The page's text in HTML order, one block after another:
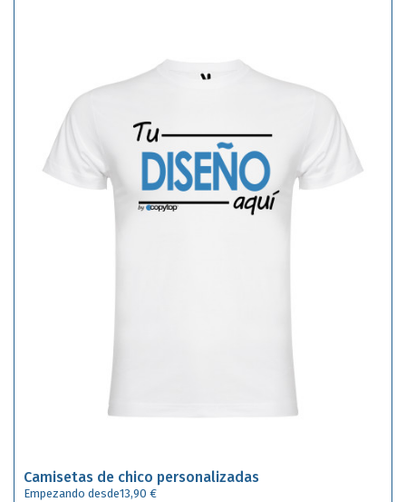
Camisetas de chico personalizadas
Empezando desde13,90 €